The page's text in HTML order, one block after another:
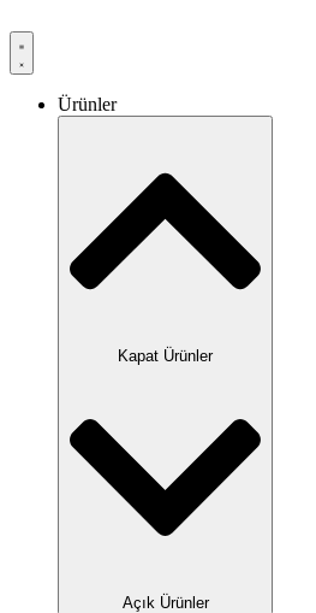
Ürünler
Kapat Ürünler
Açık Ürünler